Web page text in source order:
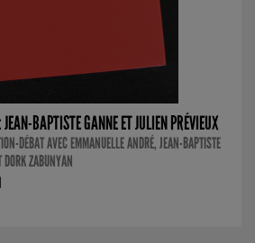
BAPTISTE GANNE ET JULIEN PRÉVIEUX
DÉBAT AVEC EMMANUELLE ANDRÉ, JEAN-BAPTISTE
ZABUNYAN